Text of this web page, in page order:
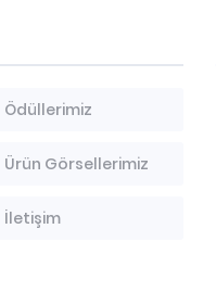
Ödüllerimiz
Ürün Görsellerimiz
İletişim